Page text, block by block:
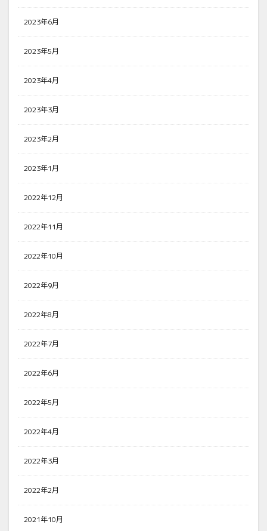
2023年6月
2023年5月
2023年4月
2023年3月
2023年2月
2023年1月
2022年12月
2022年11月
2022年10月
2022年9月
2022年8月
2022年7月
2022年6月
2022年5月
2022年4月
2022年3月
2022年2月
2021年10月